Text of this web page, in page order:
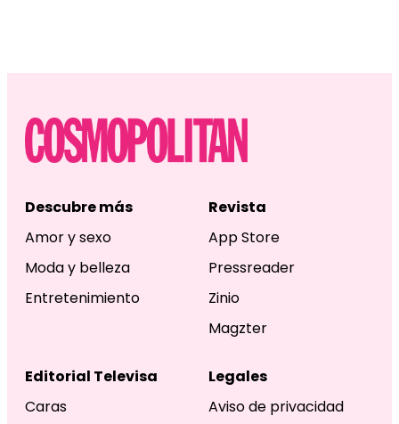
Descubre más
Amor y sexo
Moda y belleza
Entretenimiento
Revista
App Store
Pressreader
Zinio
Magzter
Editorial Televisa
Caras
Legales
Aviso de privacidad